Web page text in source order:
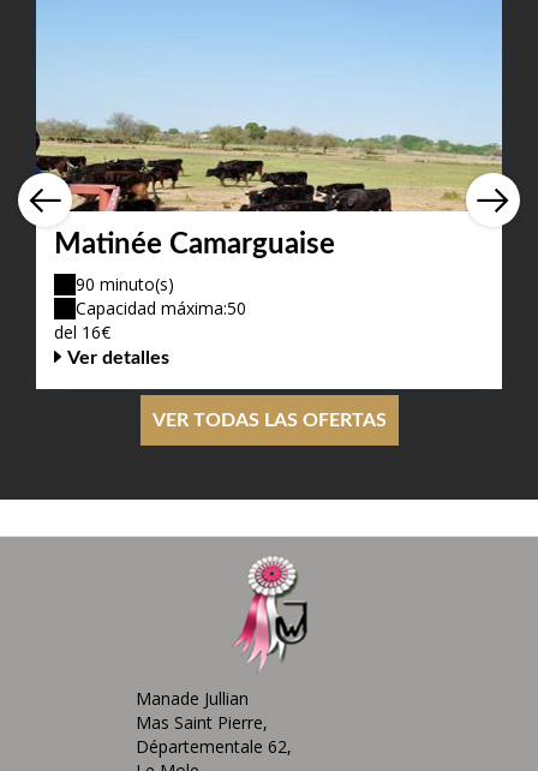
Matinée Camarguaise
90 minuto(s)
Capacidad máxima:50
del 16€
Ver detalles
VER TODAS LAS OFERTAS
Manade Jullian
Mas Saint Pierre,
Départementale 62,